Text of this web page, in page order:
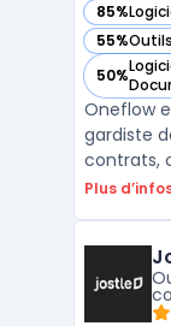
85%
— voir
55%
— voir
50%
— voir
Oneflow
gardiste
contrats,
sécuriser
une
Plus